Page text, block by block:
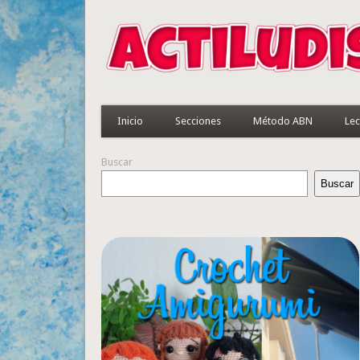
Inicio Secciones Método ABN
Buscar
Buscar